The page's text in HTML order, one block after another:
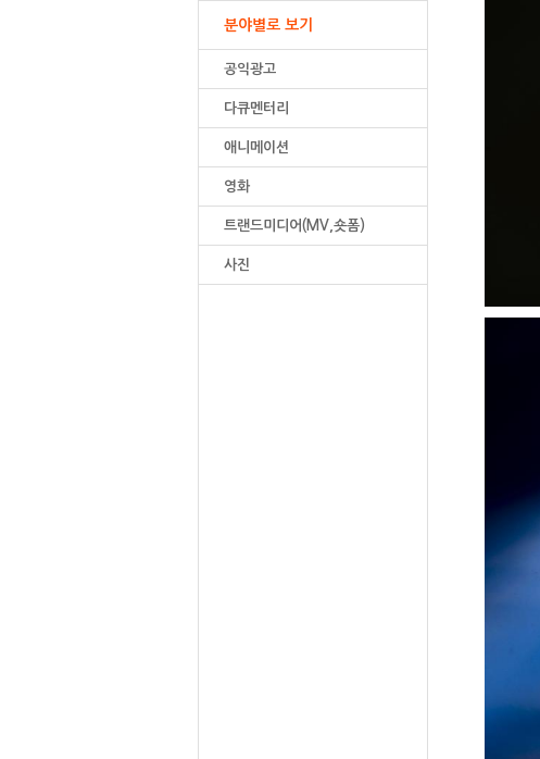
분야별로 보기
공익광고
다큐멘터리
애니메이션
영화
트랜드미디어(MV,숏폼)
사진